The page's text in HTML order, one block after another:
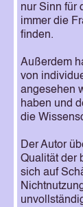
nur Sinn für
immer die
finden.
Außerdem
von
angesehen
haben und
die
Der Autor
Qualität der
sich auf